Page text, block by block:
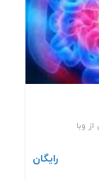
وبا
رایگان